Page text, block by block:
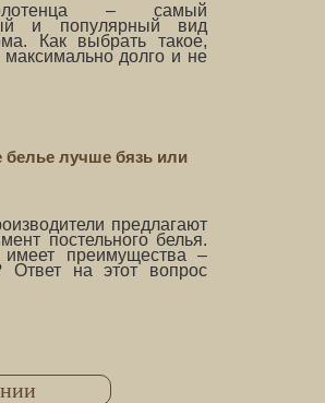
– самый
и популярный вид
Как выбрать такое,
максимально долго и не
белье лучше бязь или
предлагают
постельного белья.
имеет преимущества –
Ответ на этот вопрос